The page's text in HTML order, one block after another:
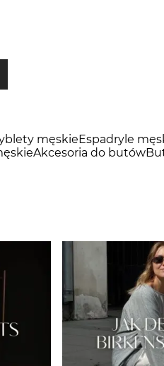
męskieEspadryle
Akcesoria do butów